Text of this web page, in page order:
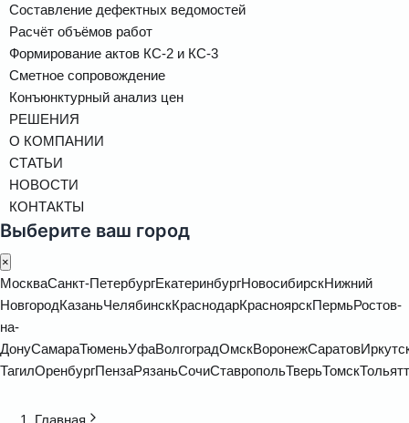
Составление дефектных ведомостей
Расчёт объёмов работ
Формирование актов КС-2 и КС-3
Сметное сопровождение
Конъюнктурный анализ цен
РЕШЕНИЯ
О КОМПАНИИ
СТАТЬИ
НОВОСТИ
КОНТАКТЫ
Выберите ваш город
×
МоскваСанкт-ПетербургЕкатеринбургНовосибирскНижний
НовгородКазаньЧелябинскКраснодарКрасноярскПермьРостов-
на-
ДонуСамараТюменьУфаВолгоградОмскВоронежСаратов
ТагилОренбургПензаРязаньСочиСтавропольТверьТомск
Главная